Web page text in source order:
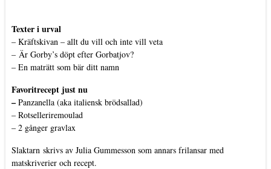
Texter i urval
– Kräftskivan – allt du vill och inte vill veta
– Är Gorby’s döpt efter Gorbatjov?
– En maträtt som bär ditt namn
Favoritrecept just nu
– Panzanella (aka italiensk brödsallad)
– Rotselleriremoulad
– 2 gånger gravlax
Slaktarn skrivs av Julia Gummesson som annars frilansar med
matskriverier och recept.